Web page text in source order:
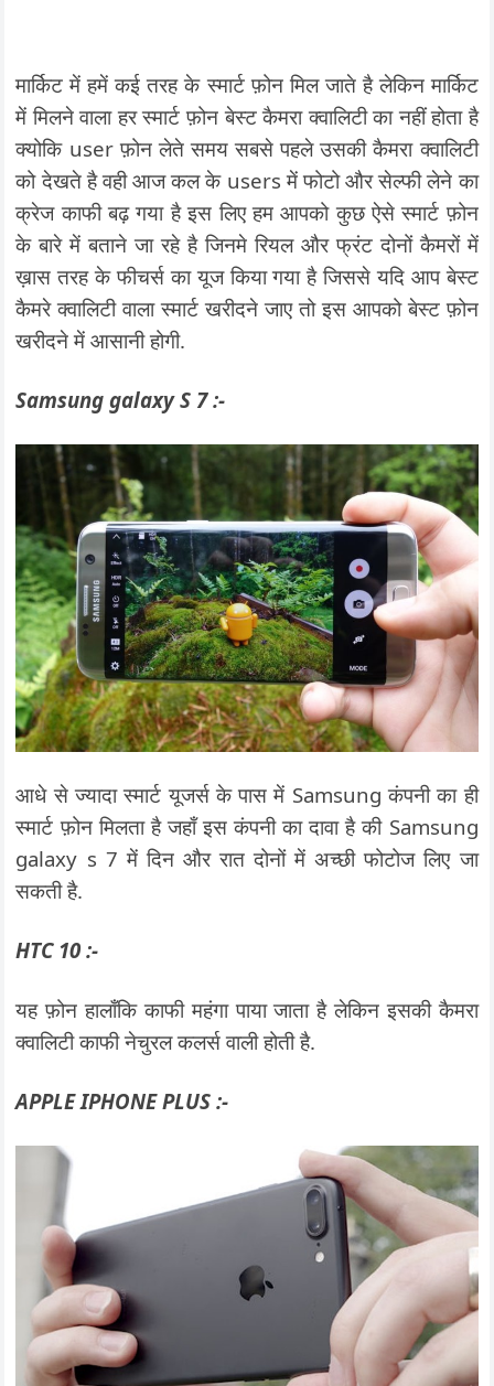
मार्किट में हमें कई तरह के स्मार्ट फ़ोन मिल जाते है लेकिन मार्किट
में मिलने वाला हर स्मार्ट फ़ोन बेस्ट कैमरा क्वालिटी का नहीं होता है
क्योकि user फ़ोन लेते समय सबसे पहले उसकी कैमरा क्वालिटी
को देखते है वही आज कल के users में फोटो और सेल्फी लेने का
क्रेज काफी बढ़ गया है इस लिए हम आपको कुछ ऐसे स्मार्ट फ़ोन
के बारे में बताने जा रहे है जिनमे रियल और फ्रंट दोनों कैमरों में
ख़ास तरह के फीचर्स का यूज किया गया है जिससे यदि आप बेस्ट
कैमरे क्वालिटी वाला स्मार्ट खरीदने जाए तो इस आपको बेस्ट फ़ोन
खरीदने में आसानी होगी.
Samsung galaxy S 7 :-
आधे से ज्यादा स्मार्ट यूजर्स के पास में Samsung कंपनी का ही
स्मार्ट फ़ोन मिलता है जहाँ इस कंपनी का दावा है की Samsung
galaxy s 7 में दिन और रात दोनों में अच्छी फोटोज लिए जा
सकती है.
HTC 10 :-
यह फ़ोन हालाँकि काफी महंगा पाया जाता है लेकिन इसकी कैमरा
क्वालिटी काफी नेचुरल कलर्स वाली होती है.
APPLE IPHONE PLUS :-